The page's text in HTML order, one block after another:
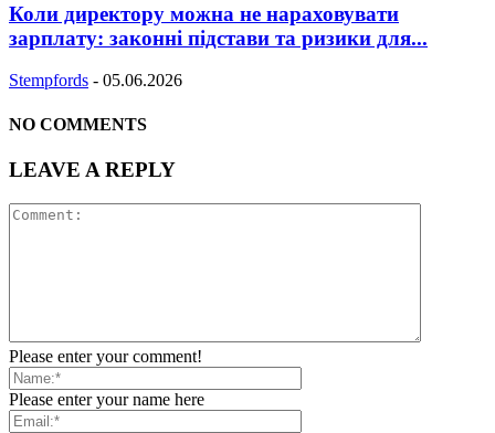
Коли директору можна не нараховувати
зарплату: законні підстави та ризики для...
Stempfords - 05.06.2026
NO COMMENTS
LEAVE A REPLY
Please enter your comment!
Please enter your name here